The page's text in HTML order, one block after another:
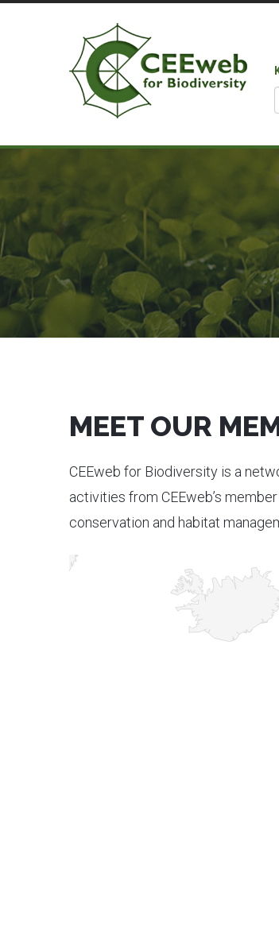
MEET OUR
CEEweb for Biodiversity is a
activities from CEEweb’s
conservation and habitat